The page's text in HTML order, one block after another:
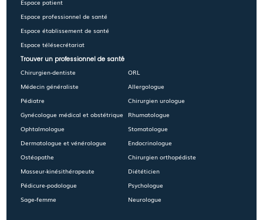
Espace patient
Espace professionnel de santé
Espace établissement de santé
Espace télésecrétariat
Trouver un professionnel de santé
Chirurgien-dentiste
Médecin généraliste
Pédiatre
Gynécologue médical et obstétrique
Ophtalmologue
Dermatologue et vénérologue
Ostéopathe
Masseur-kinésithérapeute
Pédicure-podologue
Sage-femme
ORL
Allergologue
Chirurgien urologue
Rhumatologue
Stomatologue
Endocrinologue
Chirurgien orthopédiste
Diététicien
Psychologue
Neurologue